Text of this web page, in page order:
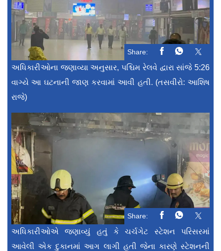
Share:
અધિકારીઓના જણાવ્યા અનુસાર, પશ્ચિમ રેલવે દ્વારા સાંજે 5:26
વાગ્યે આ ઘટનાની જાણ કરવામાં આવી હતી. (તસવીરો: આશિષ
રાજે)
Share:
અધિકારીઓએ જણાવ્યું હતું કે ચર્ચગેટ સ્ટેશન પરિસરમાં
આવેલી એક દુકાનમાં આગ લાગી હતી જેના કારણે સ્ટેશનની